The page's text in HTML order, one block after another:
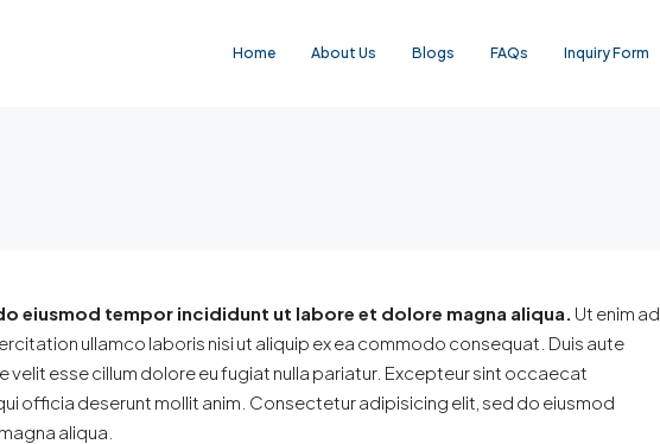
Home About Us Blogs FAQs Inquiry Form
eiusmod tempor incididunt ut labore et dolore magna aliqua. Ut enim ad
ullamco laboris nisi ut aliquip ex ea commodo consequat. Duis aute
velit esse cillum dolore eu fugiat nulla pariatur. Excepteur sint occaecat
officia deserunt mollit anim. Consectetur adipisicing elit, sed do eiusmod
aliqua.